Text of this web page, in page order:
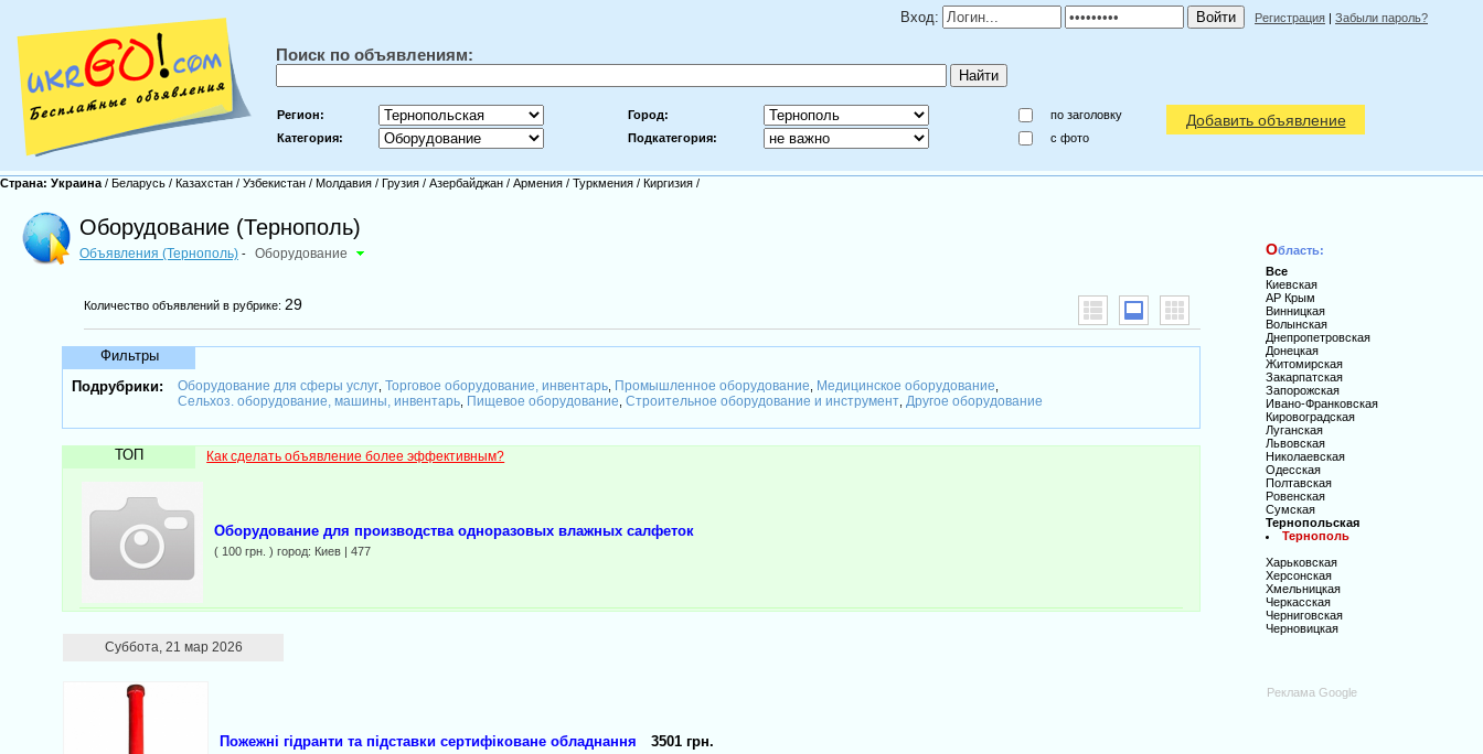
Вход: Регистрация | Забыли пароль?
Поиск по объявлениям:
Регион: Город:
по заголовку
Категория:
Подкатегория: c фото
Добавить объявление
Страна: Украина / Беларусь / Казахстан / Узбекистан / Молдавия / Грузия / Азербайджан / Армения / Туркмения / Киргизия /
Оборудование (Тернополь)
Объявления (Тернополь) - Оборудование
Количество объявлений в рубрике: 29
Фильтры
Подрубрики:
Оборудование для сферы услуг ,Торговое оборудование, инвентарь Промышленное оборудование Медицинское оборудование
Сельхоз. оборудование, машины, инвентарь Пищевое оборудование ,Строительное оборудование и инструмент Другое оборудование
ТОП Как сделать объявление более эффективным?
Оборудование для производства одноразовых влажных салфеток
( 100 грн. ) город: Киев | 477
Суббота, 21 мар 2026
Пожежні гідранти та підставки сертифіковане обладнання 3501 грн.
Область:
Все
Киевская
АР Крым
Винницкая
Волынская
Днепропетровская
Донецкая
Житомирская
Закарпатская
Запорожская
Ивано-Франковская
Кировоградская
Луганская
Львовская
Николаевская
Одесская
Полтавская
Ровенская
Сумская
Тернопольская
Тернополь
Харьковская
Херсонская
Хмельницкая
Черкасская
Черниговская
Черновицкая
Реклама Google